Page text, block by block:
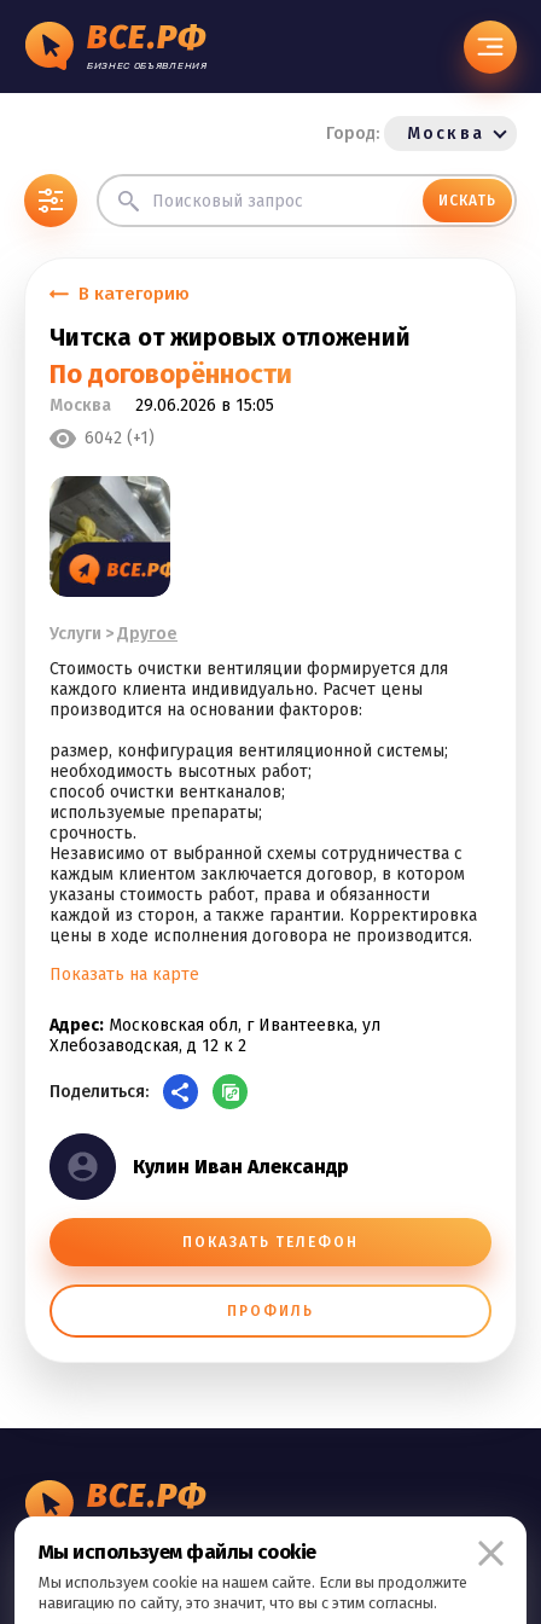
ВСЕ.РФ
БИЗНЕС ОБЪЯВЛЕНИЯ
Город: Москва
ИСКАТЬ
В категорию
Читска от жировых отложений
По договорённости
Москва
29.06.2026 в 15:05
6042 (+1)
Услуги >Другое
Стоимость очистки вентиляции формируется для
каждого клиента индивидуально. Расчет цены
производится на основании факторов:
размер, конфигурация вентиляционной системы;
необходимость высотных работ;
способ очистки вентканалов;
используемые препараты;
срочность.
Независимо от выбранной схемы сотрудничества с
каждым клиентом заключается договор, в котором
указаны стоимость работ, права и обязанности
каждой из сторон, а также гарантии. Корректировка
цены в ходе исполнения договора не производится.
Показать на карте
Адрес: Московская обл, г Ивантеевка, ул
Хлебозаводская, д 12 к 2
Поделиться:
Кулин Иван Александр
ПОКАЗАТЬ ТЕЛЕФОН
ПРОФИЛЬ
ВСЕ.РФ
Правила сервиса
Политика конфиденциальности
Мы используем файлы cookie
Мы используем cookie на нашем сайте. Если вы продолжите
навигацию по сайту, это значит, что вы с этим согласны.